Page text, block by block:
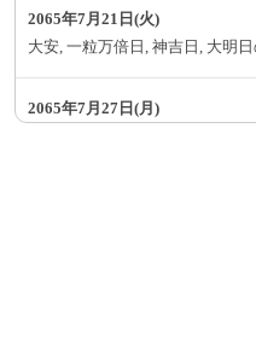
2065年7月21日(火)
大安, 一粒万倍日, 神吉日, 大明
2065年7月27日(月)